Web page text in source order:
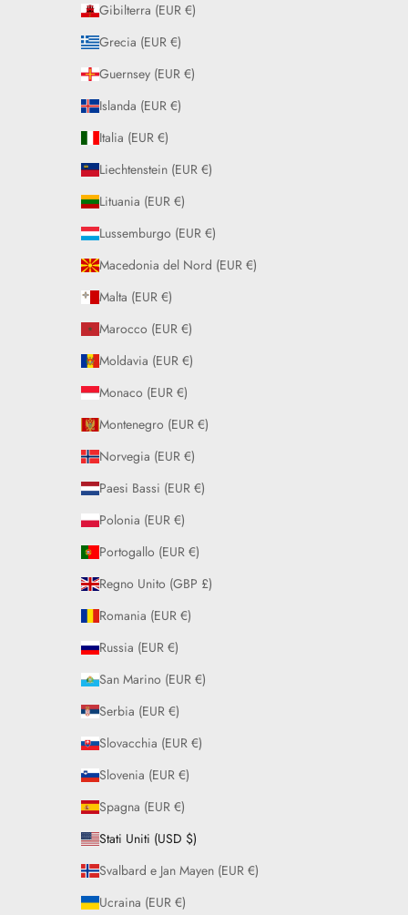
Gibilterra (EUR €)
Grecia (EUR €)
Guernsey (EUR €)
Islanda (EUR €)
Italia (EUR €)
Liechtenstein (EUR €)
Lituania (EUR €)
Lussemburgo (EUR €)
Macedonia del Nord (EUR €)
Malta (EUR €)
Marocco (EUR €)
Moldavia (EUR €)
Monaco (EUR €)
Montenegro (EUR €)
Norvegia (EUR €)
Paesi Bassi (EUR €)
Polonia (EUR €)
Portogallo (EUR €)
Regno Unito (GBP £)
Romania (EUR €)
Russia (EUR €)
San Marino (EUR €)
Serbia (EUR €)
Slovacchia (EUR €)
Slovenia (EUR €)
Spagna (EUR €)
Stati Uniti (USD $)
Svalbard e Jan Mayen (EUR €)
Ucraina (EUR €)